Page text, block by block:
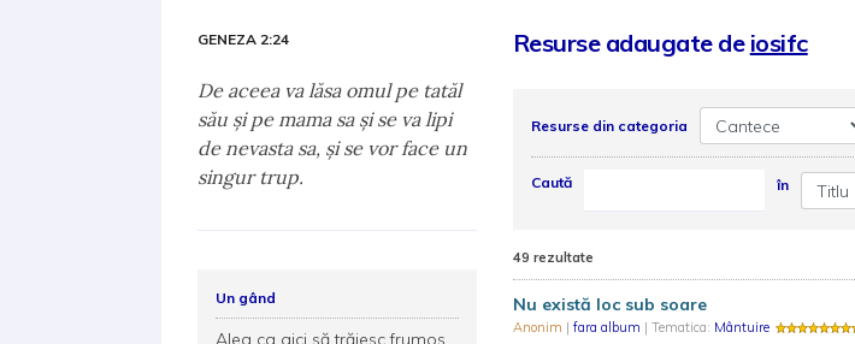
Resurse adaugate de iosifc
Resurse din categoria
Caută în
49 rezultate
Nu există loc sub soare
Anonim | fara album | Tematica: Mântuire
GENEZA 2:24
De aceea va lăsa omul pe tatăl
său şi pe mama sa şi se va lipi
de nevasta sa, şi se vor face un
singur trup.
Un gând
Aleg ca aici să trăiesc frumos,